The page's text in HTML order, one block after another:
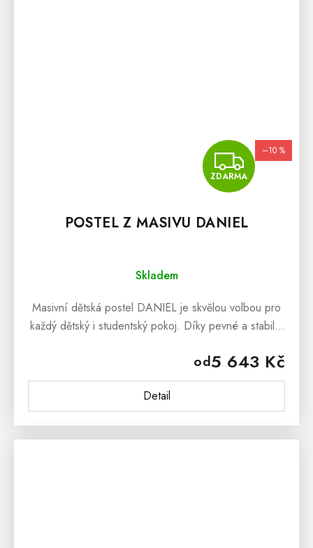
ZDARMA
–10 %
POSTEL Z MASIVU DANIEL
Skladem
od5 643 Kč
Detail
Masivní dětská postel DANIEL je skvělou volbou pro
každý dětský i studentský pokoj. Díky pevné a stabilní